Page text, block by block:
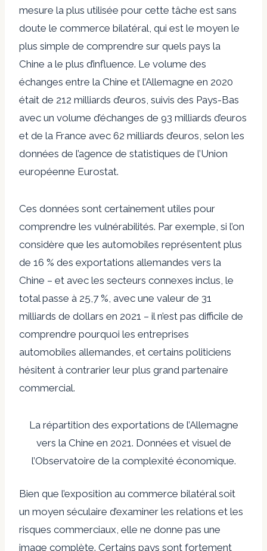
mesure la plus utilisée pour cette tâche est sans
doute le commerce bilatéral, qui est le moyen le
plus simple de comprendre sur quels pays la
Chine a le plus d’influence. Le volume des
échanges entre la Chine et l’Allemagne en 2020
était de 212 milliards d’euros, suivis des Pays-Bas
avec un volume d’échanges de 93 milliards d’euros
et de la France avec 62 milliards d’euros, selon les
données de l’agence de statistiques de l’Union
européenne Eurostat.
Ces données sont certainement utiles pour
comprendre les vulnérabilités. Par exemple, si l’on
considère que les automobiles représentent plus
de 16 % des exportations allemandes vers la
Chine – et avec les secteurs connexes inclus, le
total passe à 25,7 %, avec une valeur de 31
milliards de dollars en 2021 – il n’est pas difficile de
comprendre pourquoi les entreprises
automobiles allemandes, et certains politiciens
hésitent à contrarier leur plus grand partenaire
commercial.
La répartition des exportations de l’Allemagne
vers la Chine en 2021. Données et visuel de
l’Observatoire de la complexité économique.
Bien que l’exposition au commerce bilatéral soit
un moyen séculaire d’examiner les relations et les
risques commerciaux, elle ne donne pas une
image complète. Certains pays sont fortement